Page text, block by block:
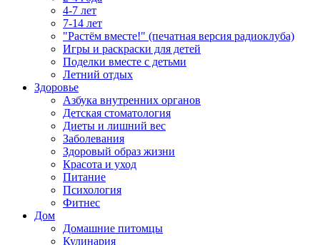
4-7 лет
7-14 лет
"Растём вместе!" (печатная версия радиоклуба)
Игры и раскраски для детей
Поделки вместе с детьми
Летний отдых
Здоровье
Азбука внутренних органов
Детская стоматология
Диеты и лишний вес
Заболевания
Здоровый образ жизни
Красота и уход
Питание
Психология
Фитнес
Дом
Домашние питомцы
Кулинария